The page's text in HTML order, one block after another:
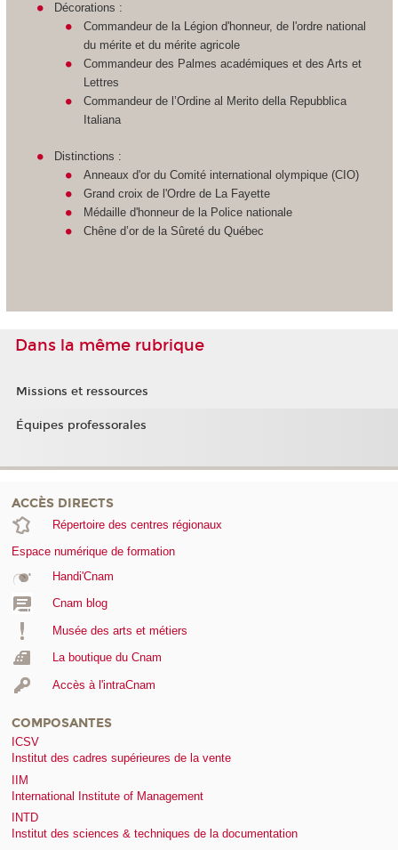
Décorations :
Commandeur de la Légion d'honneur, de l'ordre national
du mérite et du mérite agricole
Commandeur des Palmes académiques et des Arts et
Lettres
Commandeur de l’Ordine al Merito della Repubblica
Italiana
Distinctions :
Anneaux d'or du Comité international olympique (CIO)
Grand croix de l'Ordre de La Fayette
Médaille d'honneur de la Police nationale
Chêne d’or de la Sûreté du Québec
Dans la même rubrique
Missions et ressources
Équipes professorales
ACCÈS DIRECTS
Répertoire des centres régionaux
Espace numérique de formation
Handi'Cnam
Cnam blog
Musée des arts et métiers
La boutique du Cnam
Accès à l'intraCnam
COMPOSANTES
ICSV
Institut des cadres supérieures de la vente
IIM
International Institute of Management
INTD
Institut des sciences & techniques de la documentation